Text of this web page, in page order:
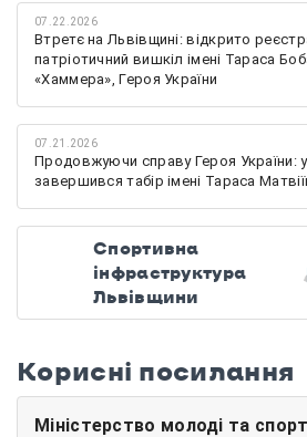
07.22.2026
Втретє на Львівщині: відкрито
патріотичний вишкіл імені Тараса
«Хаммера», Героя України
07.21.2026
Продовжуючи справу Героя України:
завершився табір імені Тараса
Спортивна
інфраструктура
Львівщини
Корисні посилання
Міністерство молоді та